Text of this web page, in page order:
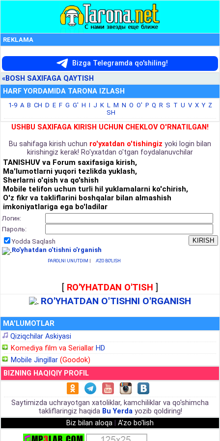
REKLAMA
Bizga Telegramda qo'shiling!
«BOSH SAXIFAGA QAYTISH
HARF YORDAMIDA TARONA IZLASH
1-9 A B CH D E F G G' H I J K L M N O O' P Q R S T U V X Y Z
SH
USHBU SAXIFAGA KIRISH UCHUN CHEKLOV O'RNATILGAN!
Bu sahifaga kirish uchun ro'yxatdan o'tishingiz yoki login bilan
kirishingiz kerak! Ro'yxatdan o'tgan foydalanuvchilar
TANISHUV va Forum saxifasiga kirish,
Ma'lumotlarni yuqori tezlikda yuklash,
Sherlarni o'qish va qo'shish
Mobile telifon uchun turli hil yuklamalarni ko'chirish,
O'z fikr va takliflarini boshqalar bilan almashish
imkoniyatlariga ega bo'ladilar
Логин:
Пароль:
Yodda Saqlash
Ro'yhatdan o'tishni o'rganish
PAROLNI UNUTDIM | A'ZO BO'LISH
[ RO'YHATDAN O'TISH ]
RO'YHATDAN O'TISHNI O'RGANISH
MA'LUMOTLAR
Qiziqchilar Askiyasi
Komediya film va Seriallar HD
Mobile Jingillar (Goodok)
BIZNING HAQIQIY PROFIL
Saytimizda uchrayotgan xatoliklar, kamchiliklar va qo'shimcha
takliflaringiz haqida Bu Yerdayozib qoldiring!
Biz bilan aloqa
A'zo bo'lish